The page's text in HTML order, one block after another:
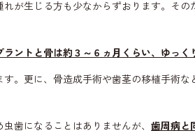
が生じる方も少なからずおります。その
ラントと骨は約３～６ヵ月くらい、ゆっく
す。更に、骨造成手術や歯茎の移植手術
歯になることはありませんが、 歯周病と